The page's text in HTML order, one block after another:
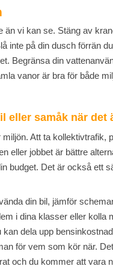
än vi kan se. Stäng av
inte på din dusch förrän
Begränsa din
vanor är bra för både
eller samåk när det
miljön. Att ta kollektivtrafik,
eller jobbet är bättre
budget. Det är också ett
din bil, jämför
i dina klasser eller kolla
dela upp
för vem som kör när.
och du kommer att vara